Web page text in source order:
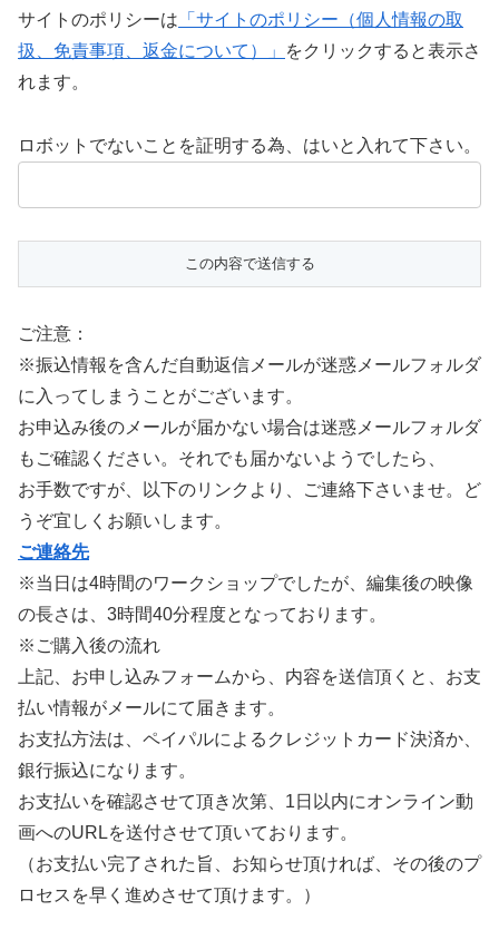
サイトのポリシーは 「サイトのポリシー（個人情報の取
扱、免責事項、返金について）」
をクリックすると表示さ
れます。
ロボットでないことを証明する為、はいと入れて下さい。
ご注意：
※振込情報を含んだ自動返信メールが迷惑メールフォルダ
に入ってしまうことがございます。
お申込み後のメールが届かない場合は迷惑メールフォルダ
もご確認ください。それでも届かないようでしたら、
お手数ですが、以下のリンクより、ご連絡下さいませ。ど
うぞ宜しくお願いします。
ご連絡先
※当日は4時間のワークショップでしたが、編集後の映像
の長さは、3時間40分程度となっております。
※ご購入後の流れ
上記、お申し込みフォームから、内容を送信頂くと、お支
払い情報がメールにて届きます。
お支払方法は、ペイパルによるクレジットカード決済か、
銀行振込になります。
お支払いを確認させて頂き次第、1日以内にオンライン動
画へのURLを送付させて頂いております。
（お支払い完了された旨、お知らせ頂ければ、その後のプ
ロセスを早く進めさせて頂けます。）